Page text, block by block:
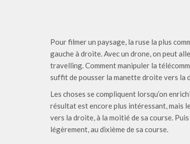
Pour filmer un paysage, la ruse la plus
gauche à droite. Avec un drone, on peut
travelling. Comment manipuler la
suffit de pousser la manette droite vers la
Les choses se compliquent lorsqu’on
résultat est encore plus intéressant, mais
vers la droite, à la moitié de sa course.
légèrement, au dixième de sa course.